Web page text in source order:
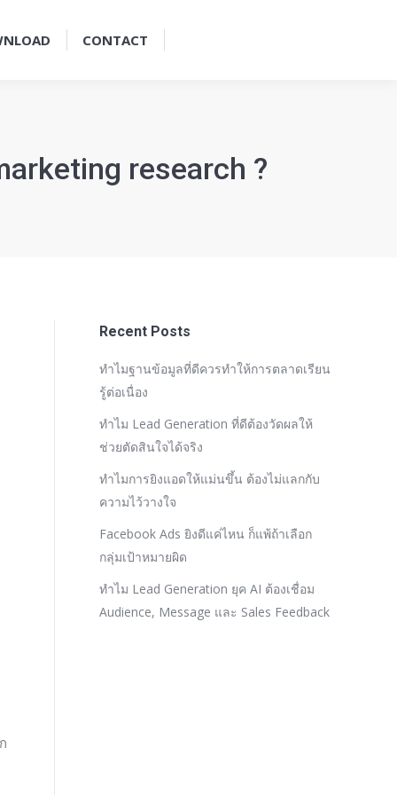
CONTACT
research ?
Recent Posts
ทำไมฐานข้อมูลที่ดีควรทำให้การตลาดเรียน
รู้ต่อเนื่อง
ทำไม Lead Generation ที่ดีต้องวัดผลให้
ช่วยตัดสินใจได้จริง
ทำไมการยิงแอดให้แม่นขึ้น ต้องไม่แลกกับ
ความไว้วางใจ
Facebook Ads ยิงดีแค่ไหน ก็แพ้ถ้าเลือก
กลุ่มเป้าหมายผิด
ทำไม Lead Generation ยุค AI ต้องเชื่อม
Audience, Message และ Sales Feedback